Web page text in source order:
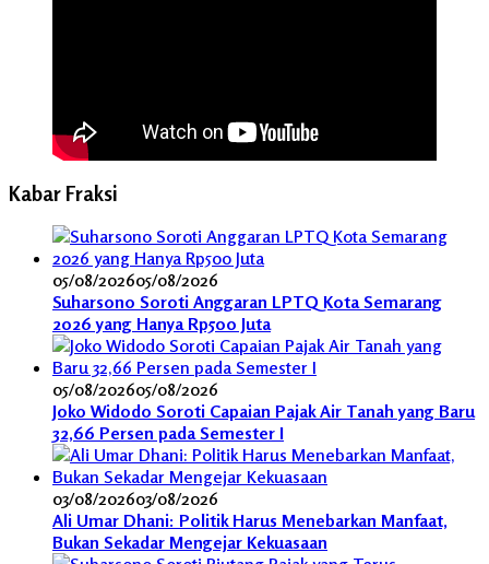
Kabar Fraksi
05/08/202605/08/2026
Suharsono Soroti Anggaran LPTQ Kota Semarang
2026 yang Hanya Rp500 Juta
05/08/202605/08/2026
Joko Widodo Soroti Capaian Pajak Air Tanah yang Baru
32,66 Persen pada Semester I
03/08/202603/08/2026
Ali Umar Dhani: Politik Harus Menebarkan Manfaat,
Bukan Sekadar Mengejar Kekuasaan